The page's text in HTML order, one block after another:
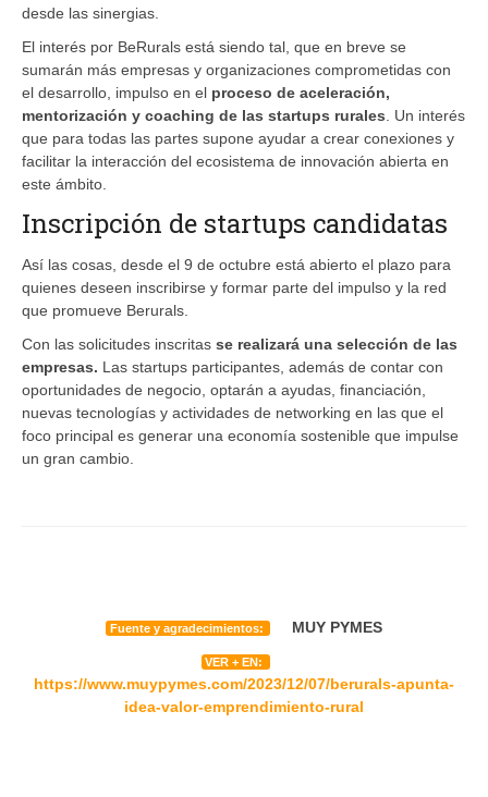
desde las sinergias.
El interés por BeRurals está siendo tal, que en breve se
sumarán más empresas y organizaciones comprometidas con
el desarrollo, impulso en el proceso de aceleración,
mentorización y coaching de las startups rurales . Un interés
que para todas las partes supone ayudar a crear conexiones y
facilitar la interacción del ecosistema de innovación abierta en
este ámbito.
Inscripción de startups candidatas
Así las cosas, desde el 9 de octubre está abierto el plazo para
quienes deseen inscribirse y formar parte del impulso y la red
que promueve Berurals.
Con las solicitudes inscritas se realizará una selección de las
empresas. Las startups participantes, además de contar con
oportunidades de negocio, optarán a ayudas, financiación,
nuevas tecnologías y actividades de networking en las que el
foco principal es generar una economía sostenible que impulse
un gran cambio.
Fuente y agradecimientos: MUY PYMES
VER + EN:
https://www.muypymes.com/2023/12/07/berurals-apunta-
idea-valor-emprendimiento-rural